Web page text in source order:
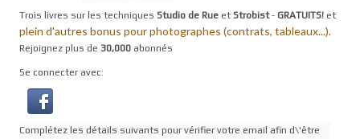
Trois livres sur les techniques Studio de Rue et Strobist- GRATUITS! et
plein d'autres bonus pour photographes (contrats, tableaux...).
Rejoignez plus de 30,000 abonnés
Se connecter avec:
Complétez les détails suivants pour vérifier votre email afin d\'être